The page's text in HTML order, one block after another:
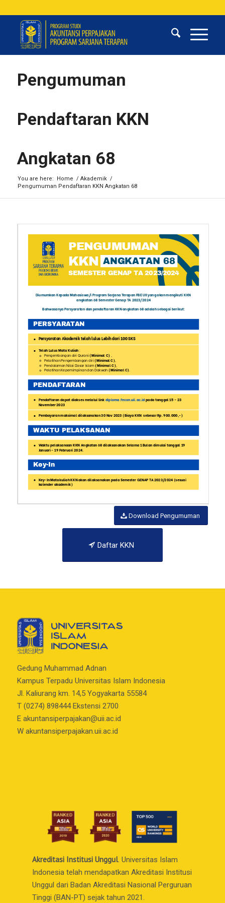
Pengumuman
Pendaftaran KKN
Angkatan 68
You are here: Home / Akademik /
Pengumuman Pendaftaran KKN Angkatan 68
Download Pengumuman
Daftar KKN
Gedung Muhammad Adnan
Kampus Terpadu Universitas Islam Indonesia
Jl. Kaliurang km. 14,5 Yogyakarta 55584
T (0274) 898444 Ekstensi 2700
E akuntansiperpajakan@uii.ac.id
W akuntansiperpajakan.uii.ac.id
Akreditasi Institusi Unggul. Universitas Islam
Indonesia telah mendapatkan Akreditasi Institusi
Unggul dari Badan Akreditasi Nasional Perguruan
Tinggi (BAN-PT) sejak tahun 2021.